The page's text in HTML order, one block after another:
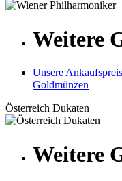
Weitere
Unsere
Goldmünzen
Österreich Dukaten
Weitere